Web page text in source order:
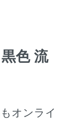
色 流
オンライ